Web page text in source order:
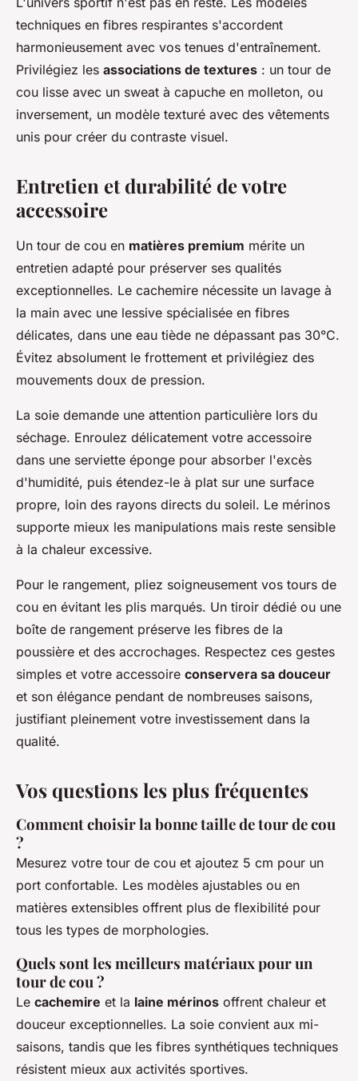
techniques en fibres respirantes s'accordent
harmonieusement avec vos tenues d'entraînement.
Privilégiez les associations de textures : un tour de
cou lisse avec un sweat à capuche en molleton, ou
inversement, un modèle texturé avec des vêtements
unis pour créer du contraste visuel.
Entretien et durabilité de votre
accessoire
Un tour de cou en matières premium mérite un
entretien adapté pour préserver ses qualités
exceptionnelles. Le cachemire nécessite un lavage à
la main avec une lessive spécialisée en fibres
délicates, dans une eau tiède ne dépassant pas 30°C.
Évitez absolument le frottement et privilégiez des
mouvements doux de pression.
La soie demande une attention particulière lors du
séchage. Enroulez délicatement votre accessoire
dans une serviette éponge pour absorber l'excès
d'humidité, puis étendez-le à plat sur une surface
propre, loin des rayons directs du soleil. Le mérinos
supporte mieux les manipulations mais reste sensible
à la chaleur excessive.
Pour le rangement, pliez soigneusement vos tours de
cou en évitant les plis marqués. Un tiroir dédié ou une
boîte de rangement préserve les fibres de la
poussière et des accrochages. Respectez ces gestes
simples et votre accessoire conservera sa douceur
et son élégance pendant de nombreuses saisons,
justifiant pleinement votre investissement dans la
qualité.
Vos questions les plus fréquentes
Comment choisir la bonne taille de tour de cou
?
Mesurez votre tour de cou et ajoutez 5 cm pour un
port confortable. Les modèles ajustables ou en
matières extensibles offrent plus de flexibilité pour
tous les types de morphologies.
Quels sont les meilleurs matériaux pour un
tour de cou ?
Le cachemire et la laine mérinos offrent chaleur et
douceur exceptionnelles. La soie convient aux mi-
saisons, tandis que les fibres synthétiques techniques
résistent mieux aux activités sportives.